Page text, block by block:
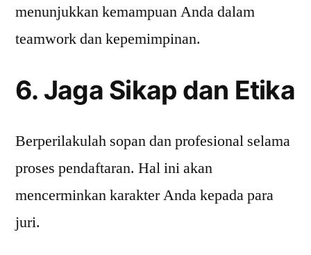
menunjukkan kemampuan Anda dalam
teamwork dan kepemimpinan.
6. Jaga Sikap dan Etika
Berperilakulah sopan dan profesional selama
proses pendaftaran. Hal ini akan
mencerminkan karakter Anda kepada para
juri.